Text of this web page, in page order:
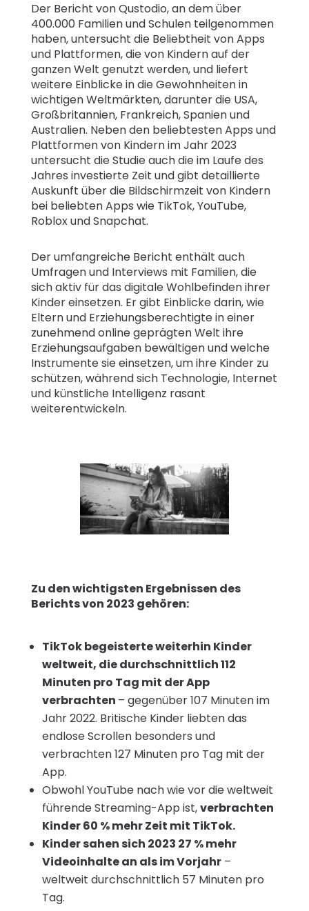
Der Bericht von Qustodio, an dem über
400.000 Familien und Schulen teilgenommen
haben, untersucht die Beliebtheit von Apps
und Plattformen, die von Kindern auf der
ganzen Welt genutzt werden, und liefert
weitere Einblicke in die Gewohnheiten in
wichtigen Weltmärkten, darunter die USA,
Großbritannien, Frankreich, Spanien und
Australien. Neben den beliebtesten Apps und
Plattformen von Kindern im Jahr 2023
untersucht die Studie auch die im Laufe des
Jahres investierte Zeit und gibt detaillierte
Auskunft über die Bildschirmzeit von Kindern
bei beliebten Apps wie TikTok, YouTube,
Roblox und Snapchat.
Der umfangreiche Bericht enthält auch
Umfragen und Interviews mit Familien, die
sich aktiv für das digitale Wohlbefinden ihrer
Kinder einsetzen. Er gibt Einblicke darin, wie
Eltern und Erziehungsberechtigte in einer
zunehmend online geprägten Welt ihre
Erziehungsaufgaben bewältigen und welche
Instrumente sie einsetzen, um ihre Kinder zu
schützen, während sich Technologie, Internet
und künstliche Intelligenz rasant
weiterentwickeln.
Zu den wichtigsten Ergebnissen des
Berichts von 2023 gehören:
TikTok begeisterte weiterhin Kinder
weltweit, die durchschnittlich 112
Minuten pro Tag mit der App
verbrachten – gegenüber 107 Minuten im
Jahr 2022. Britische Kinder liebten das
endlose Scrollen besonders und
verbrachten 127 Minuten pro Tag mit der
App.
Obwohl YouTube nach wie vor die weltweit
führende Streaming-App ist,verbrachten
Kinder 60 % mehr Zeit mit TikTok.
Kinder sahen sich 2023 27 % mehr
Videoinhalte an als im Vorjahr–
weltweit durchschnittlich 57 Minuten pro
Tag.